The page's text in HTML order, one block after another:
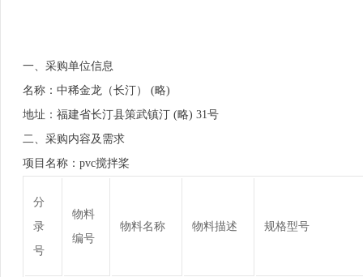
一、采购单位信息
名称：中稀金龙（长汀） (略)
地址：福建省长汀县策武镇汀 (略) 31号
二、采购内容及需求
项目名称：pvc搅拌桨
分
录
号
物料
编号
物料名称 物料描述 规格型号